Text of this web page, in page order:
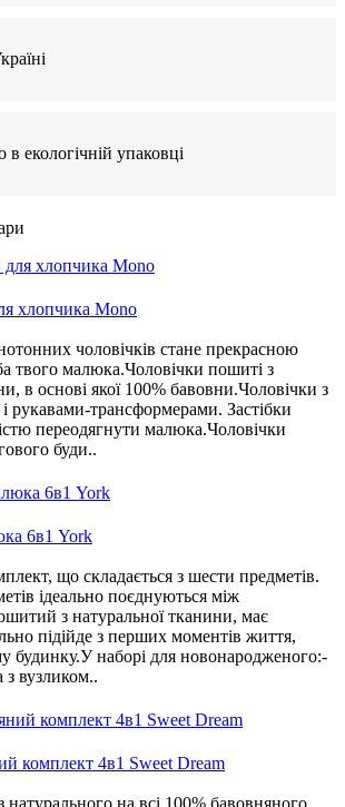
в екологічній упаковці
хлопчика Mono
чоловічків стане прекрасною
твого малюка.Чоловічки пошиті з
в основі якої 100% бавовни.Чоловічки з
рукавами-трансформерами. Застібки
переодягнути малюка.Чоловічки
буди..
6в1 York
що складається з шести предметів.
ідеально поєднуються між
з натуральної тканини, має
підійде з перших моментів життя,
будинку.У наборі для новонародженого:-
з вузликом..
комплект 4в1 Sweet Dream
на всі 100% бавовняного